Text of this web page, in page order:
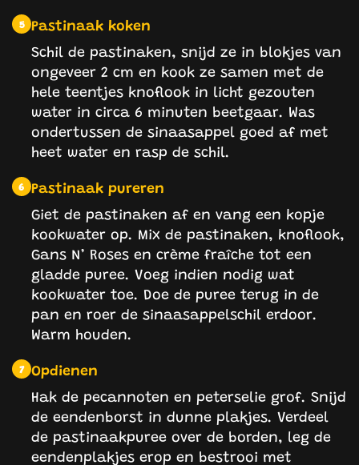
5 Pastinaak koken
Schil de pastinaken, snijd ze in blokjes van
ongeveer 2 cm en kook ze samen met de
hele teentjes knoflook in licht gezouten
water in circa 6 minuten beetgaar. Was
ondertussen de sinaasappel goed af met
heet water en rasp de schil.
6 Pastinaak pureren
Giet de pastinaken af en vang een kopje
kookwater op. Mix de pastinaken, knoflook,
Gans N’ Roses en crème fraîche tot een
gladde puree. Voeg indien nodig wat
kookwater toe. Doe de puree terug in de
pan en roer de sinaasappelschil erdoor.
Warm houden.
7 Opdienen
Hak de pecannoten en peterselie grof. Snijd
de eendenborst in dunne plakjes. Verdeel
de pastinaakpuree over de borden, leg de
eendenplakjes erop en bestrooi met